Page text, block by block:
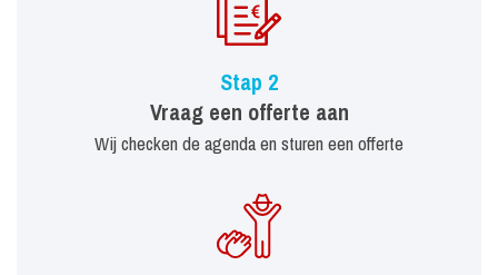
Stap 2
Vraag een offerte aan
Wij checken de agenda en sturen een offerte